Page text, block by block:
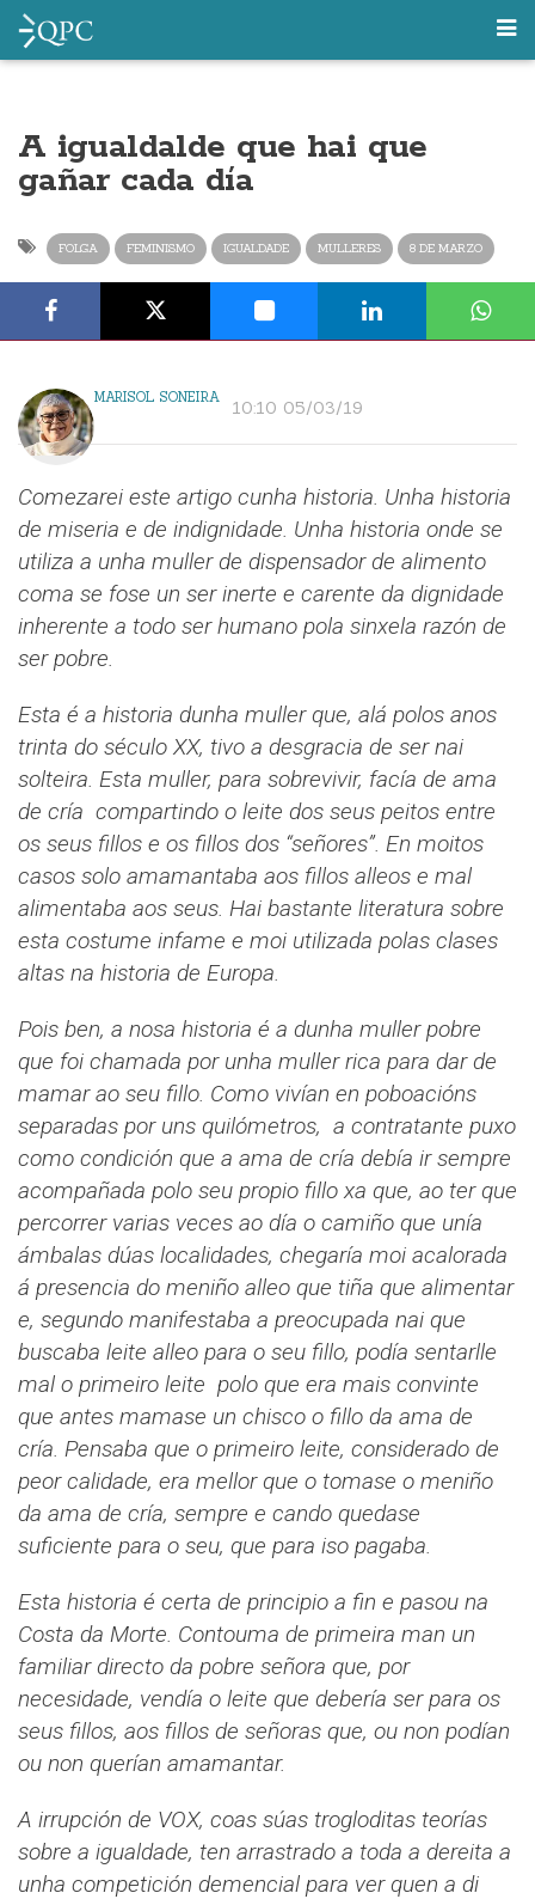
A igualdalde que hai que
gañar cada día
FOLGA FEMINISMO IGUALDADE MULLERES 8 DE MARZO
MARISOL SONEIRA 10:10 05/03/19
Comezarei este artigo cunha historia. Unha historia
de miseria e de indignidade. Unha historia onde se
utiliza a unha muller de dispensador de alimento
coma se fose un ser inerte e carente da dignidade
inherente a todo ser humano pola sinxela razón de
ser pobre.
Esta é a historia dunha muller que, alá polos anos
trinta do século XX, tivo a desgracia de ser nai
solteira. Esta muller, para sobrevivir, facía de ama
de cría compartindo o leite dos seus peitos entre
os seus fillos e os fillos dos “señores”. En moitos
casos solo amamantaba aos fillos alleos e mal
alimentaba aos seus. Hai bastante literatura sobre
esta costume infame e moi utilizada polas clases
altas na historia de Europa.
Pois ben, a nosa historia é a dunha muller pobre
que foi chamada por unha muller rica para dar de
mamar ao seu fillo. Como vivían en poboacións
separadas por uns quilómetros, a contratante puxo
como condición que a ama de cría debía ir sempre
acompañada polo seu propio fillo xa que, ao ter que
percorrer varias veces ao día o camiño que unía
ámbalas dúas localidades, chegaría moi acalorada
á presencia do meniño alleo que tiña que alimentar
e, segundo manifestaba a preocupada nai que
buscaba leite alleo para o seu fillo, podía sentarlle
mal o primeiro leite polo que era mais convinte
que antes mamase un chisco o fillo da ama de
cría. Pensaba que o primeiro leite, considerado de
peor calidade, era mellor que o tomase o meniño
da ama de cría, sempre e cando quedase
suficiente para o seu, que para iso pagaba.
Esta historia é certa de principio a fin e pasou na
Costa da Morte. Contouma de primeira man un
familiar directo da pobre señora que, por
necesidade, vendía o leite que debería ser para os
seus fillos, aos fillos de señoras que, ou non podían
ou non querían amamantar.
A irrupción de VOX, coas súas trogloditas teorías
sobre a igualdade, ten arrastrado a toda a dereita a
unha competición demencial para ver quen a di